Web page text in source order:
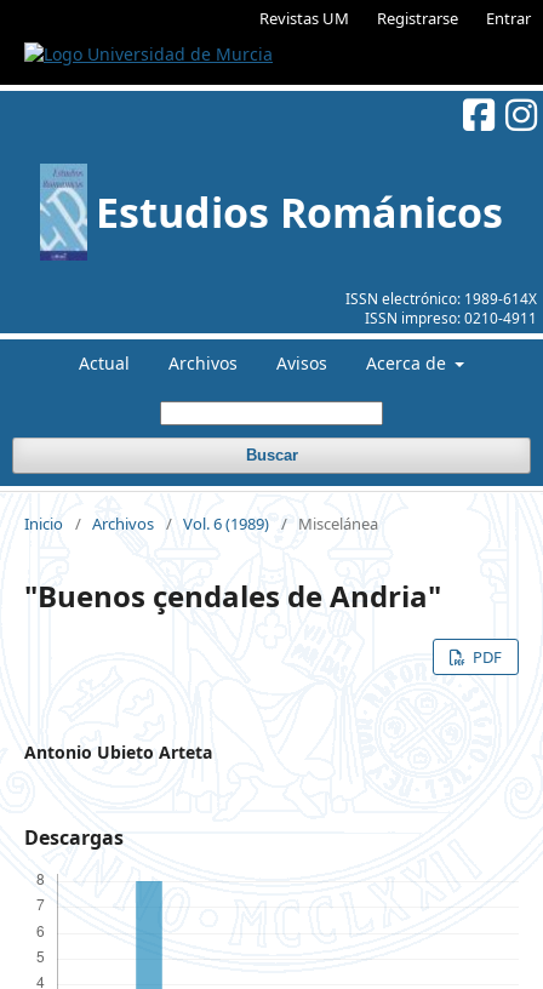
Revistas UM Registrarse Entrar
ISSN electrónico: 1989-614X
ISSN impreso:0210-4911
Estudios Románicos
Actual Archivos Avisos Acerca de
Buscar
Inicio / Archivos / Vol. 6 (1989) / Miscelánea
"Buenos çendales de Andria"
PDF
Antonio Ubieto Arteta
Descargas